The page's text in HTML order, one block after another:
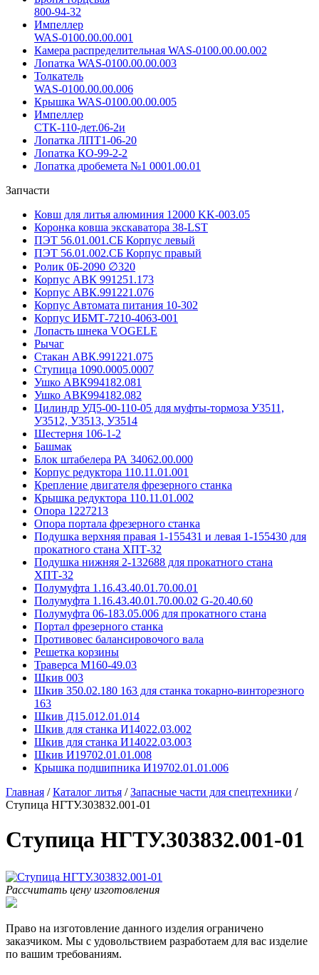
800-94-32
Импеллер
WAS-0100.00.00.001
Камера распределительная WAS-0100.00.00.002
Лопатка WAS-0100.00.00.003
Толкатель
WAS-0100.00.00.006
Крышка WAS-0100.00.00.005
Импеллер
СТК-110-дет.06-2и
Лопатка ЛПТ1-06-20
Лопатка КО-99-2-2
Лопатка дробемета №1 0001.00.01
Запчасти
Ковш для литья алюминия 12000 KK-003.05
Коронка ковша экскаватора 38-LST
ПЭТ 56.01.001.СБ Корпус левый
ПЭТ 56.01.002.СБ Корпус правый
Ролик 0Б-2090 ∅320
Корпус АВК 991251.173
Корпус АВК.991221.076
Корпус Автомата питания 10-302
Корпус ИБМТ-7210-4063-001
Лопасть шнека VOGELE
Рычаг
Стакан АВК.991221.075
Ступица 1090.0005.0007
Ушко АВК994182.081
Ушко АВК994182.082
Цилиндр УД5-00-110-05 для муфты-тормоза У3511,
У3512, У3513, У3514
Шестерня 106-1-2
Башмак
Блок штабелера РА 34062.00.000
Корпус редуктора 110.11.01.001
Крепление двигателя фрезерного станка
Крышка редуктора 110.11.01.002
Опора 1227213
Опора портала фрезерного станка
Подушка верхняя правая 1-155431 и левая 1-155430 для
прокатного стана ХПТ-32
Подушка нижняя 2-132688 для прокатного стана
ХПТ-32
Полумуфта 1.16.43.40.01.70.00.01
Полумуфта 1.16.43.40.01.70.00.02 G-20.40.60
Полумуфта 06-183.05.006 для прокатного стана
Портал фрезерного станка
Противовес балансировочого вала
Решетка корзины
Траверса М160-49.03
Шкив 003
Шкив 350.02.180 163 для станка токарно-винторезного
163
Шкив Д15.012.01.014
Шкив для станка И14022.03.002
Шкив для станка И14022.03.003
Шкив И19702.01.01.008
Крышка подшипника И19702.01.01.006
Главная /Каталог литья /Запасные части для спецтехники /
Ступица НГТУ.303832.001-01
Ступица НГТУ.303832.001-01
Рассчитать цену изготовления
Право на изготовление данного изделия ограничено
заказчиком. Мы с удовольствием разработаем для вас изделие
по вашим требованиям.